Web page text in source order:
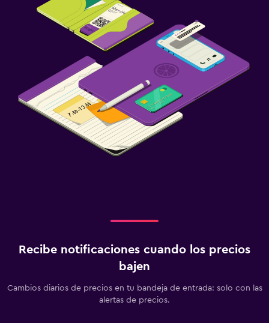
Recibe notificaciones cuando los precios
bajen
Cambios diarios de precios en tu bandeja de entrada: solo con las
alertas de precios.